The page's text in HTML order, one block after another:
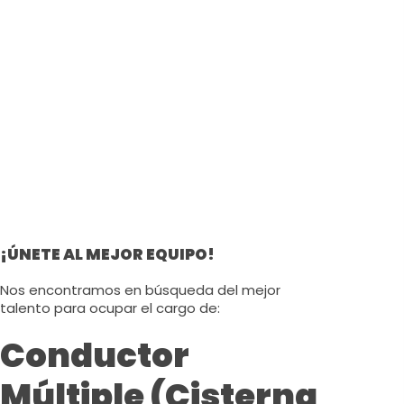
¡ÚNETE AL MEJOR EQUIPO!
Nos encontramos en búsqueda del mejor
talento para ocupar el cargo de:
Conductor